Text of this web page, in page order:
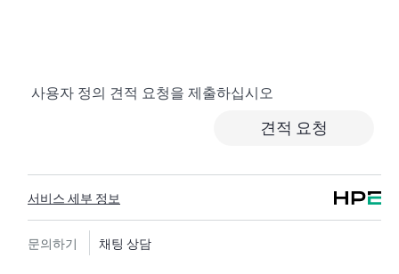
전문가의 기술 자문 및 지원을 주선하여 특정 프로젝트,
사고가 발생하는 경우 비즈니스에 미치는 영향을 줄이
려면 신속하고 포괄적으로 대응해야 합니다. Hewlett
Packard Enterprise TSS(Technical Solution Specialist)는 신속
한 사건 해결을 위한 고급 콜 환경을 제공합니다. 심각도
사용자 정의 견적 요청을 제출하십시오
견적 요청
서비스 세부 정보
문의하기 채팅 상담